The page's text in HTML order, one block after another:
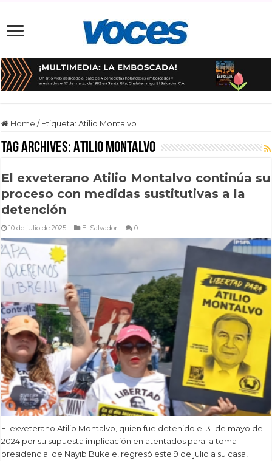
Home / Etiqueta:Atilio Montalvo
Tag Archives:Atilio Montalvo
El exveterano Atilio Montalvo continúa su
proceso con medidas sustitutivas a la
detención
10 de julio de 2025 El Salvador 0
El exveterano Atilio Montalvo, quien fue detenido el 31 de mayo de
2024 por su supuesta implicación en atentados para la toma
presidencial de Nayib Bukele, regresó este 9 de julio a su casa,